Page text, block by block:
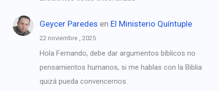
Geycer Paredes en El Ministerio Quíntuple
22 noviembre , 2025
Hola Fernando, debe dar argumentos bíblicos no
pensamientos humanos, si me hablas con la Biblia
quizá pueda convencernos.